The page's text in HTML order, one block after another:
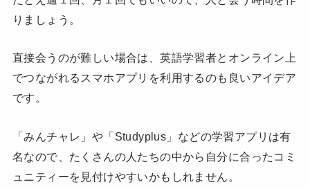
りましょう。
直接会うのが難しい場合は、英語学習者とオンライン上
でつながれるスマホアプリを利用するのも良いアイデア
です。
「みんチャレ」や「Studyplus」などの学習アプリは有
名なので、たくさんの人たちの中から自分に合ったコミ
ュニティーを見付けやすいかもしれません。